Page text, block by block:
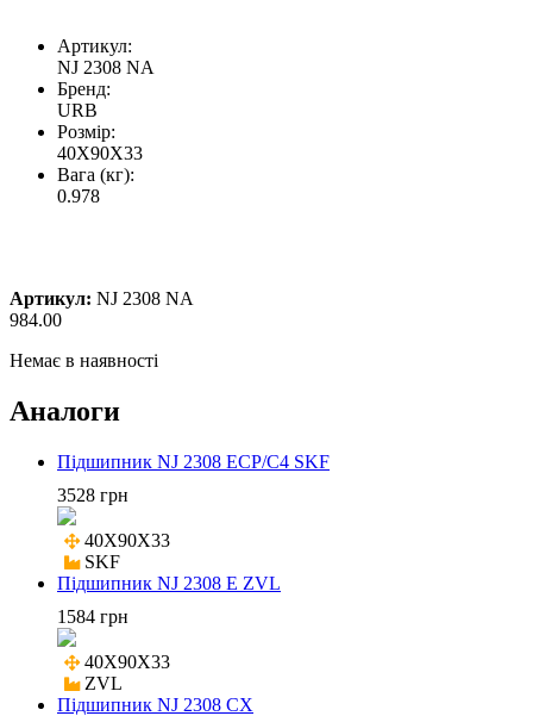
Артикул:
NJ 2308 NA
Бренд:
URB
Розмір:
40X90X33
Вага (кг):
0.978
Артикул: NJ 2308 NA
984.00
Немає в наявності
Аналоги
Підшипник NJ 2308 ECP/C4 SKF
3528 грн
40X90X33
SKF
Підшипник NJ 2308 E ZVL
1584 грн
40X90X33
ZVL
Підшипник NJ 2308 CX